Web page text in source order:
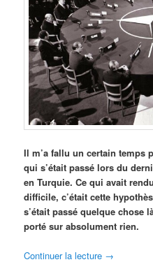
Il m’a fallu un certain temps
qui s’était passé lors du
en Turquie. Ce qui avait
difficile, c’était cette
s’était passé quelque chose
porté sur absolument rien.
Continuer la lecture →